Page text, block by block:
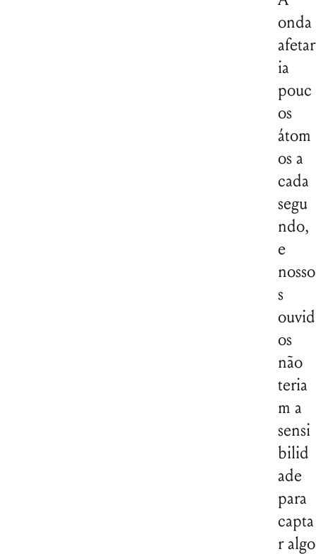
onda
afetar
ia
pouc
os
átom
os a
cada
segu
ndo,
e
nosso
s
ouvid
os
não
teria
m a
sensi
bilid
ade
para
capta
r algo